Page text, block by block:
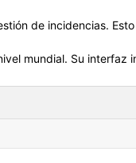
de incidencias.
mundial. Su interfaz